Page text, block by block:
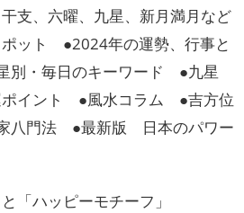
支、六曜、九星、新月満月など
ット ●2024年の運勢、行事と
別・毎日のキーワード ●九星
ポイント ●風水コラム ●吉方位
八門法 ●最新版 日本のパワー
「ハッピーモチーフ」